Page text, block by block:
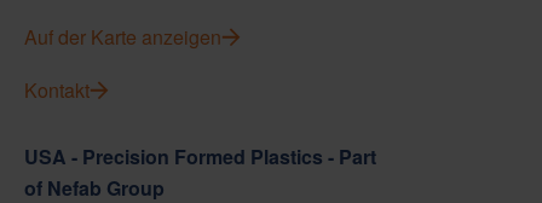
Auf der Karte anzeigen
Kontakt
USA - Precision Formed Plastics - Part
of Nefab Group